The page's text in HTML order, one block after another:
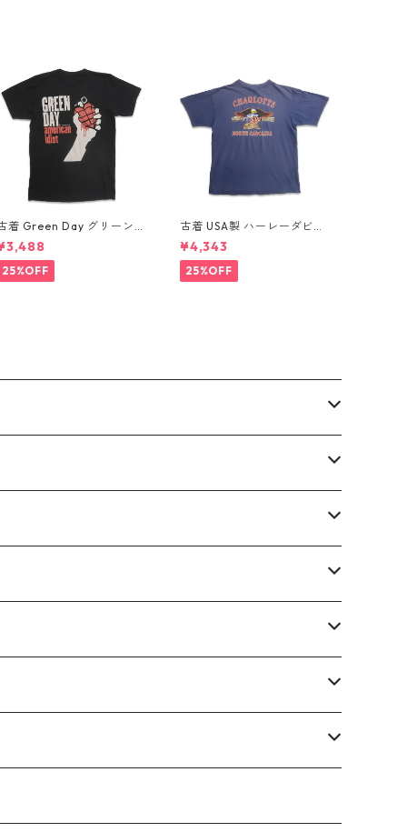
着 Green Day グリーンデ
バンドTシャツ バンT プ
リントTシャツ ブラック 表
記：-- gd410395n w608
25%OFF
古着 USA製 ハーレーダビッ
ドソン HARLEY-DAVIDSON
モーターサイクル プリントT
シャツ ネイビー 表記：XL
gd410407n w60807
¥4,343
25%OFF